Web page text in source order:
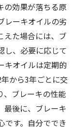
の効果が落ちる原
レーキオイルの劣
えた場合には、ブ
し、必要に応じて
キオイルは定期的
から3年ごとに交
、ブレーキの性能
最後に、ブレーキ
です。自分ででき